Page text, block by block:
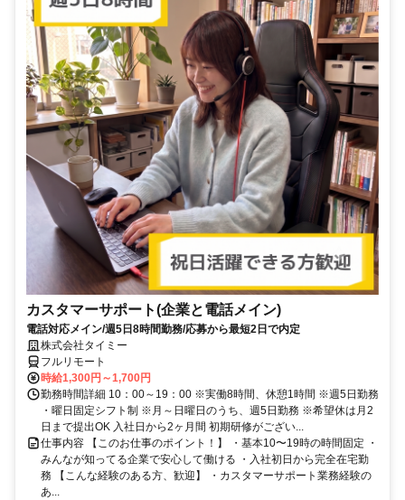
カスタマーサポート(企業と電話メイン)
電話対応メイン/週5日8時間勤務/応募から最短2日で内定
株式会社タイミー
フルリモート
時給1,300円～1,700円
勤務時間詳細 10：00～19：00 ※実働8時間、休憩1時間 ※週5日勤務
・曜日固定シフト制 ※月～日曜日のうち、週5日勤務 ※希望休は月2
日まで提出OK 入社日から2ヶ月間 初期研修がござい...
仕事内容 【このお仕事のポイント！】 ・基本10〜19時の時間固定 ・
みんなが知ってる企業で安心して働ける ・入社初日から完全在宅勤
務 【こんな経験のある方、歓迎】 ・カスタマーサポート業務経験の
あ...